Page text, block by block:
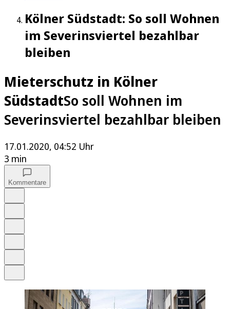
Kölner Südstadt: So soll Wohnen
im Severinsviertel bezahlbar
bleiben
Mieterschutz in Kölner
SüdstadtSo soll Wohnen im
Severinsviertel bezahlbar bleiben
17.01.2020, 04:52 Uhr
3 min
Kommentare